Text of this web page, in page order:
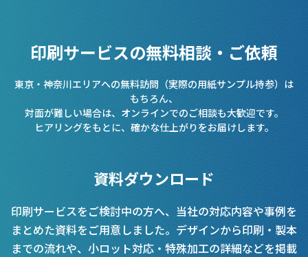
印刷サービスの無料相談・ご依頼
東京・神奈川エリアへの無料訪問（実際の用紙サンプル持参）は
もちろん、
対面が難しい場合は、オンラインでのご相談も大歓迎です。
ヒアリングをもとに、確かな仕上がりをお届けします。
資料ダウンロード
印刷サービスをご検討中の方へ、当社の対応内容や事例を
まとめた資料をご用意しました。デザインから印刷・製本
までの流れや、小ロット対応・特殊加工の詳細などを掲載